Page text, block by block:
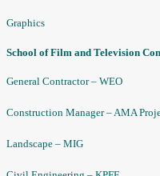
Graphics
School of Film and Television
General Contractor – WEO
Construction Manager – AMA
Landscape – MIG